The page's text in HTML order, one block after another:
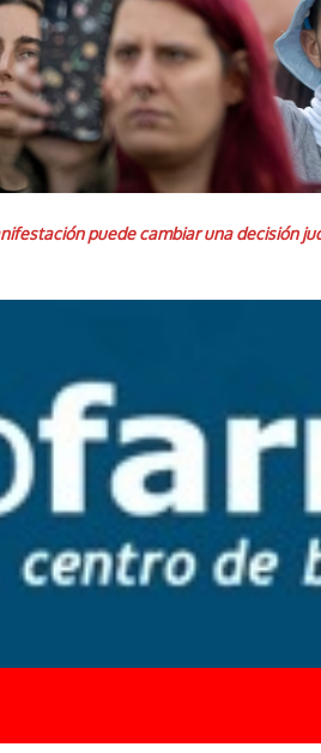
puede cambiar una decisión